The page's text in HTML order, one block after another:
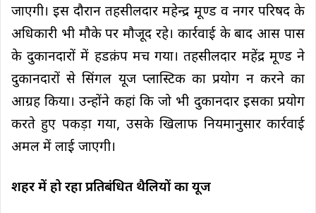
जाएगी। इस दौरान तहसीलदार महेन्द्र मूण्ड व नगर परिषद के
अधिकारी भी मौके पर मौजूद रहे। कार्रवाई के बाद आस पास
के दुकानदारों में हडक़ंप मच गया। तहसीलदार महेंद्र मूण्ड ने
दुकानदारों से सिंगल यूज प्लास्टिक का प्रयोग न करने का
आग्रह किया। उन्होंने कहां कि जो भी दुकानदार इसका प्रयोग
करते हुए पकड़ा गया, उसके खिलाफ नियमानुसार कार्रवाई
अमल में लाई जाएगी।
शहर में हो रहा प्रतिबंधित थैलियों का यूज